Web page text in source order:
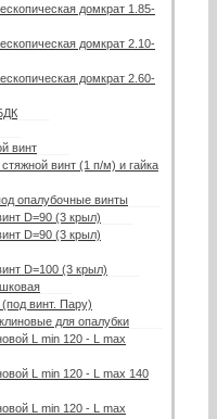
домкрат 1.85-
домкрат 2.10-
домкрат 2.60-
винт
винт (1 п/м) и гайка
опалубочные винты
D=90 (3 крыл)
D=90 (3 крыл)
D=100 (3 крыл)
(под винт. Пару)
для опалубки
L min 120 - L max
L min 120 - L max 140
L min 120 - L max